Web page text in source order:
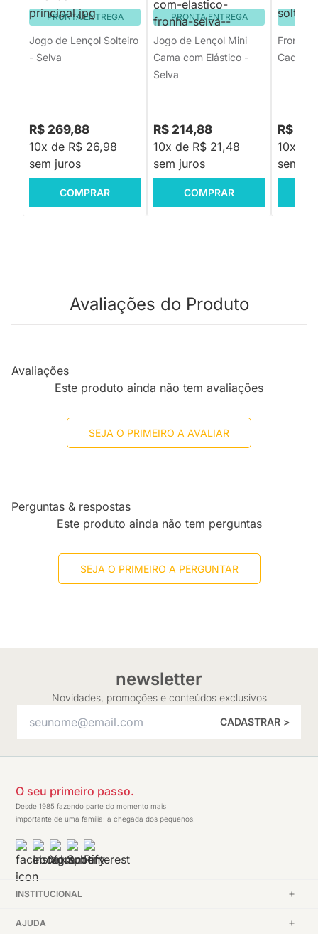
PRONTA ENTREGA
Jogo de Lençol Solteiro
- Selva
R$ 269,88
10x de R$ 26,98
sem juros
COMPRAR
PRONTA ENTREGA
Jogo de Lençol Mini
Cama com Elástico -
Selva
R$ 214,88
10x de R$ 21,48
sem juros
COMPRAR
Fronha
Caqui
R$
10x de
sem
Avaliações do Produto
Avaliações
Este produto ainda não tem avaliações
SEJA O PRIMEIRO A AVALIAR
Perguntas & respostas
Este produto ainda não tem perguntas
SEJA O PRIMEIRO A PERGUNTAR
newsletter
Novidades, promoções e conteúdos exclusivos
CADASTRAR >
O seu primeiro passo.
Desde 1985 fazendo parte do momento mais
importante de uma família: a chegada dos pequenos.
INSTITUCIONAL
AJUDA